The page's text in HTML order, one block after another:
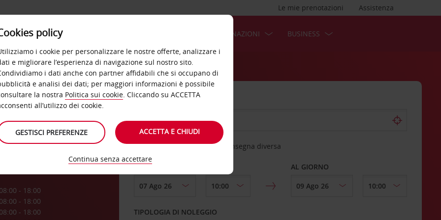
Assistenza
Le mie prenotazioni
OFFERTE DESTINAZIONI BUSINESS
08:00 - 18:00
08:00 - 18:00
08:00 - 18:00
Scegli una località di riconsegna diversa
DAL GIORNO AL GIORNO
TIPOLOGIA DI NOLEGGIO
policy
i cookie per personalizzare le nostre offerte, analizzare i
e migliorare l’esperienza di navigazione sul nostro sito.
i dati anche con partner affidabili che si occupano di
e analisi dei dati; per maggiori informazioni è possibile
la nostra Politica sui cookie. Cliccando su ACCETTA
all’utilizzo dei cookie.
GESTISCI PREFERENZE ACCETTA E CHIUDI
Continua senza accettare